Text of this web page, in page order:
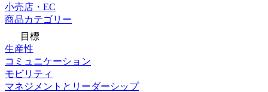
小売店・EC
商品カテゴリー
目標
生産性
コミュニケーション
モビリティ
マネジメントとリーダーシップ